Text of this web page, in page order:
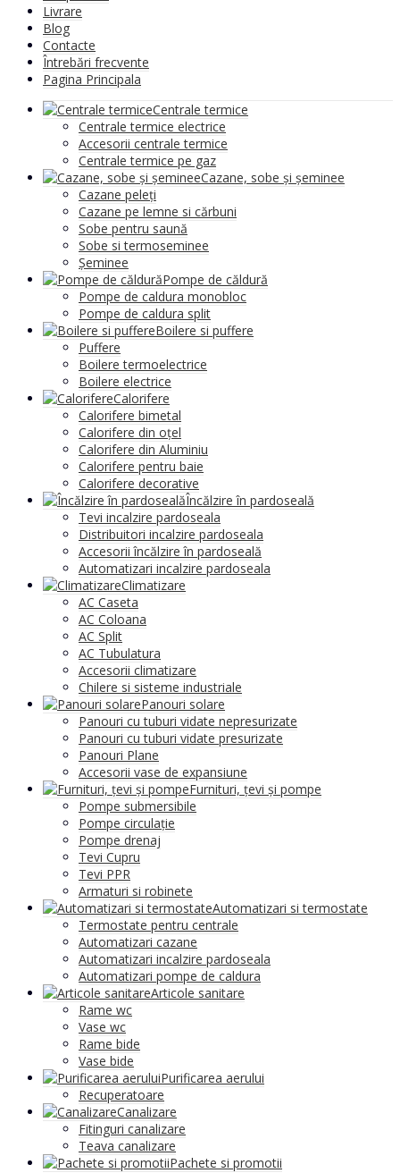
Livrare
Blog
Contacte
Întrebări frecvente
Pagina Principala
Centrale termice
Centrale termice electrice
Accesorii centrale termice
Centrale termice pe gaz
Cazane, sobe și șeminee
Cazane peleți
Cazane pe lemne si cărbuni
Sobe pentru saună
Sobe si termoseminee
Șeminee
Pompe de căldură
Pompe de caldura monobloc
Pompe de caldura split
Boilere si puffere
Puffere
Boilere termoelectrice
Boilere electrice
Calorifere
Calorifere bimetal
Calorifere din oțel
Calorifere din Aluminiu
Calorifere pentru baie
Calorifere decorative
Încălzire în pardoseală
Tevi incalzire pardoseala
Distribuitori incalzire pardoseala
Accesorii încălzire în pardoseală
Automatizari incalzire pardoseala
Climatizare
AC Caseta
AC Coloana
AC Split
AC Tubulatura
Accesorii climatizare
Chilere si sisteme industriale
Panouri solare
Panouri cu tuburi vidate nepresurizate
Panouri cu tuburi vidate presurizate
Panouri Plane
Accesorii vase de expansiune
Furnituri, țevi și pompe
Pompe submersibile
Pompe circulație
Pompe drenaj
Tevi Cupru
Tevi PPR
Armaturi si robinete
Automatizari si termostate
Termostate pentru centrale
Automatizari cazane
Automatizari incalzire pardoseala
Automatizari pompe de caldura
Articole sanitare
Rame wc
Vase wc
Rame bide
Vase bide
Purificarea aerului
Recuperatoare
Canalizare
Fitinguri canalizare
Teava canalizare
Pachete si promotii